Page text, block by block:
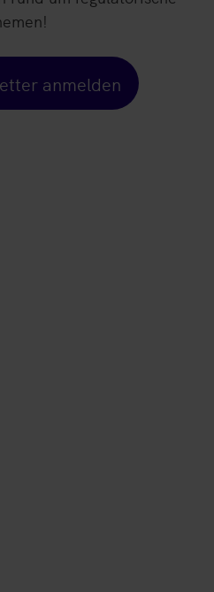
anmelden